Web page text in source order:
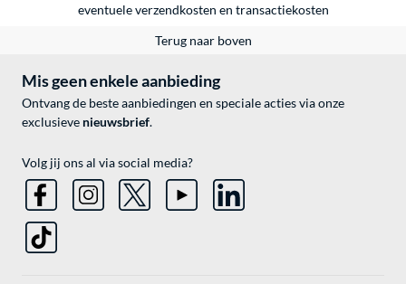
eventueleverzendkosten en transactiekosten
Terug naar boven
Mis geen enkele aanbieding
Ontvang de beste aanbiedingen en speciale acties via onze
exclusieve nieuwsbrief.
Volg jij ons al via social media?